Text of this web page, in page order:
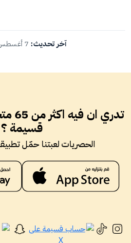
آخر تحديث:
قسيمة ؟
الحصريات لعبتنا حمّل